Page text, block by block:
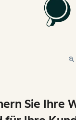
Sie Ihre